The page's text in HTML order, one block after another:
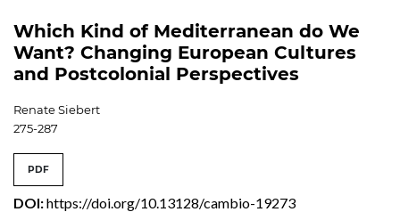
Which Kind of Mediterranean do We
Want? Changing European Cultures
and Postcolonial Perspectives
Renate Siebert
275-287
PDF
DOI:https://doi.org/10.13128/cambio-19273